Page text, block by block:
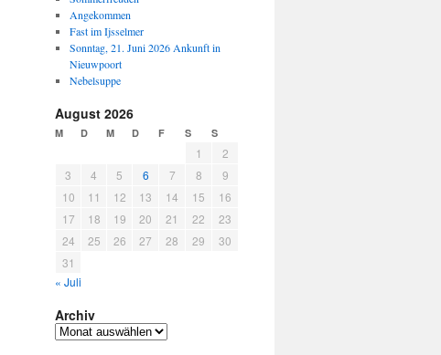
Angekommen
Fast im Ijsselmer
Sonntag, 21. Juni 2026 Ankunft in
Nieuwpoort
Nebelsuppe
August 2026
M D M D F S S
1
2
3
4 5 6 7 8
9
10
11 12 13 14 15
16
17
18 19 20 21 22
23
24
25 26 27 28 29
30
31
« Juli
Archiv
Archiv